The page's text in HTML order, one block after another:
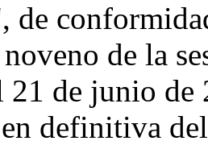
de
de la
21 de junio de
definitiva